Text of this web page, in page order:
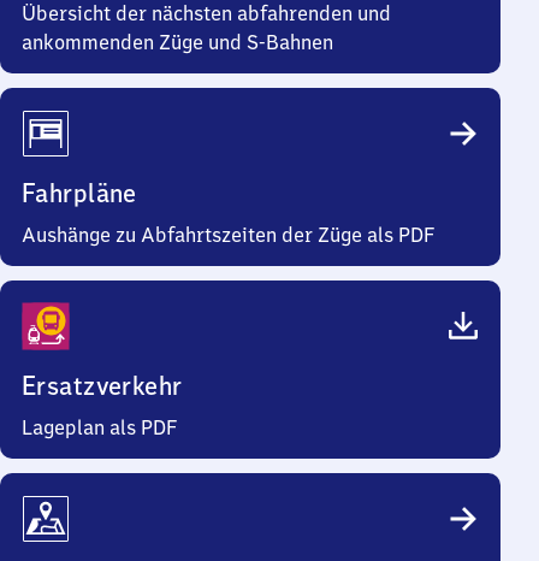
Übersicht der nächsten abfahrenden und
ankommenden Züge und S-Bahnen
Fahrpläne
Aushänge zu Abfahrtszeiten der Züge als PDF
Ersatzverkehr
Lageplan als PDF